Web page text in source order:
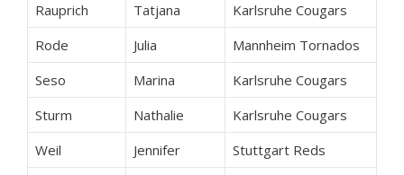
Rauprich
Tatjana
Karlsruhe Cougars
Rode
Julia
Mannheim Tornados
Seso
Marina
Karlsruhe Cougars
Sturm
Nathalie
Karlsruhe Cougars
Weil
Jennifer
Stuttgart Reds